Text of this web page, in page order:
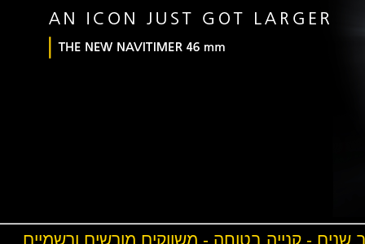
- קנייה בטוחה - משווקים מורשים ורשמיים